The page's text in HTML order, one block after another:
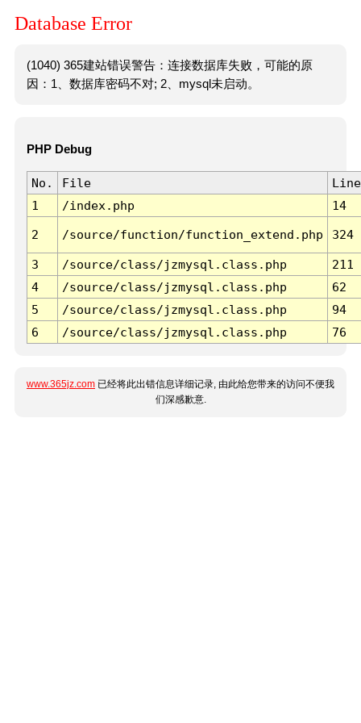
Database Error
(1040) 365建站错误警告：连接数据库失败，可能的原
因：1、数据库密码不对; 2、mysql未启动。
PHP Debug
No. File
Line
1
/index.php 14
2 /source/function/function_extend.php 324
3 /source/class/jzmysql.class.php
211
4
/source/class/jzmysql.class.php
62
5
/source/class/jzmysql.class.php
94
6
/source/class/jzmysql.class.php 76
www.365jz.com 已经将此出错信息详细记录, 由此给您带来的访问不便我
们深感歉意.